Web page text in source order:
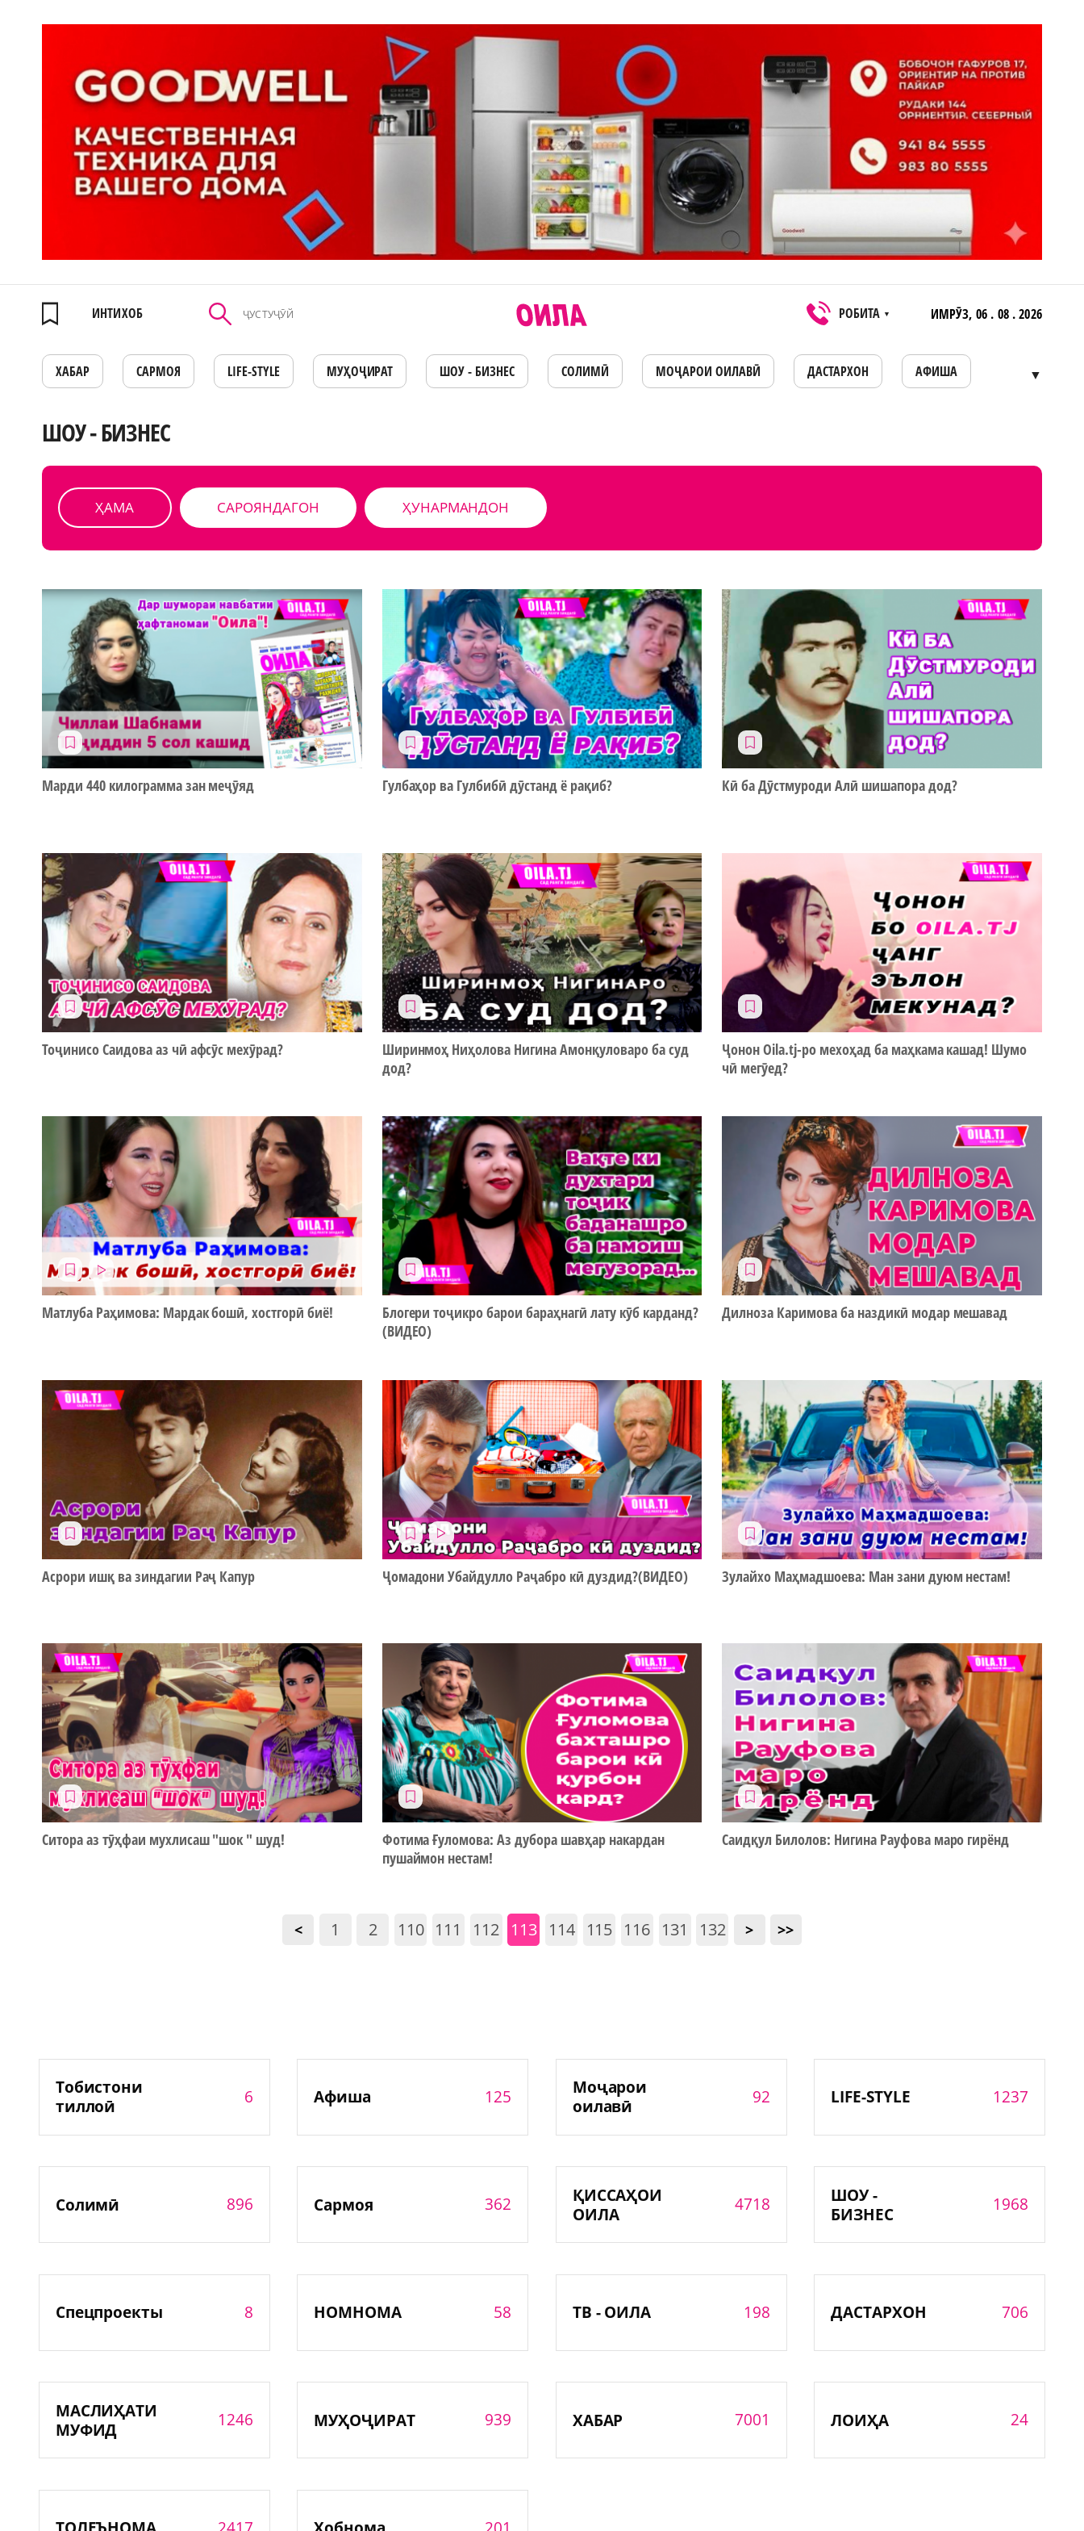
ИНТИХОБ РОБИТА ▼ ИМРӮЗ, 06 . 08 . 2026
ХАБАР САРМОЯ LIFE-STYLE МУҲОҶИРАТ ШОУ - БИЗНЕС СОЛИМӢ МОҶАРОИ ОИЛАВӢ ДАСТАРХОН АФИША ▼
ШОУ - БИЗНЕС
ҲАМА САРОЯНДАГОН ҲУНАРМАНДОН
Марди 440 килограмма зан меҷӯяд Гулбаҳор ва Гулбибӣ дӯстанд ё рақиб? Кӣ ба Дӯстмуроди Алӣ шишапора дод?
Тоҷинисо Саидова аз чӣ афсӯс мехӯрад?
Ширинмоҳ Ниҳолова Нигина Амонқуловаро ба суд
дод?
Ҷонон Oila.tj-ро мехоҳад ба маҳкама кашад! Шумо
чӣ мегӯед?
Матлуба Раҳимова: Мардак бошӣ, хостгорӣ биё!
Блогери тоҷикро барои бараҳнагӣ лату кӯб карданд?
(ВИДЕО)
Дилноза Каримова ба наздикӣ модар мешавад
Асрори ишқ ва зиндагии Раҷ Капур Ҷомадони Убайдулло Раҷабро кӣ дуздид?(ВИДЕО) Зулайхо Маҳмадшоева: Ман зани дуюм нестам!
Ситора аз тӯҳфаи мухлисаш "шок " шуд!
Фотима Ғуломова: Аз дубора шавҳар накардан
пушаймон нестам!
Саидқул Билолов: Нигина Рауфова маро гирёнд
< 1 2 110 111 112 113 114 115 116 131 132 > >>
Тобистони
тиллоӣ
6 Афиша 125
Моҷарои
оилавӣ
92 LIFE-STYLE 1237
Солимӣ 896 Сармоя 362
ҚИССАҲОИ
ОИЛА
4718
ШОУ -
БИЗНЕС
1968
Спецпроекты 8 НОМНОМА 58 ТВ - ОИЛА 198 ДАСТАРХОН 706
МАСЛИҲАТИ
МУФИД
1246 МУҲОҶИРАТ 939 ХАБАР 7001 ЛОИҲА 24